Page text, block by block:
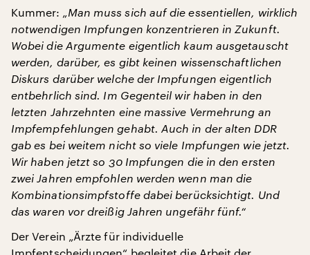
Kummer: „Man muss sich auf die essentiellen, wirklich
notwendigen Impfungen konzentrieren in Zukunft.
Wobei die Argumente eigentlich kaum ausgetauscht
werden, darüber, es gibt keinen wissenschaftlichen
Diskurs darüber welche der Impfungen eigentlich
entbehrlich sind. Im Gegenteil wir haben in den
letzten Jahrzehnten eine massive Vermehrung an
Impfempfehlungen gehabt. Auch in der alten DDR
gab es bei weitem nicht so viele Impfungen wie jetzt.
Wir haben jetzt so 30 Impfungen die in den ersten
zwei Jahren empfohlen werden wenn man die
Kombinationsimpfstoffe dabei berücksichtigt. Und
das waren vor dreißig Jahren ungefähr fünf.“
Der Verein „Ärzte für individuelle